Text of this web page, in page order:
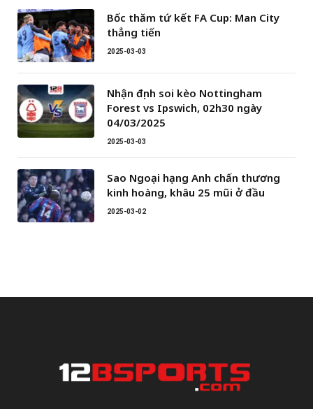
Bốc thăm tứ kết FA Cup: Man City
thẳng tiến
2025-03-03
Nhận định soi kèo Nottingham
Forest vs Ipswich, 02h30 ngày
04/03/2025
2025-03-03
Sao Ngoại hạng Anh chấn thương
kinh hoàng, khâu 25 mũi ở đầu
2025-03-02